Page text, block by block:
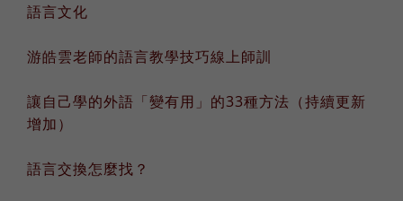
語言文化
游皓雲老師的語言教學技巧線上師訓
讓自己學的外語「變有用」的33種方法（持續更新
增加）
語言交換怎麼找？